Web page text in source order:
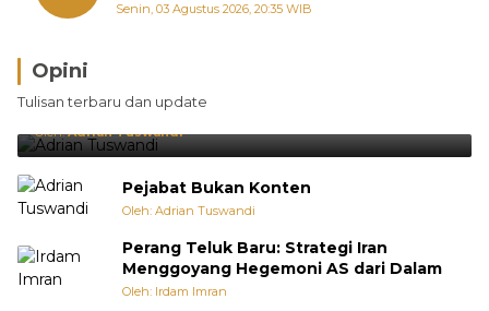
Senin, 03 Agustus 2026, 20:35 WIB
Opini
Tulisan terbaru dan update
Brasil Lebih Diunggulkan, tetapi Jepang Selalu
Punya Cara Membuat Kejutan
Oleh:Adrian Tuswandi
Pejabat Bukan Konten
Oleh: Adrian Tuswandi
Perang Teluk Baru: Strategi Iran
Menggoyang Hegemoni AS dari Dalam
Oleh: Irdam Imran